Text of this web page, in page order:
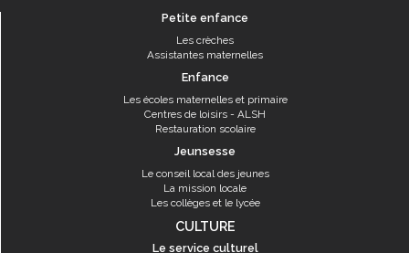
Petite enfance
Les crèches
Assistantes maternelles
Enfance
Les écoles maternelles et primaire
Centres de loisirs - ALSH
Restauration scolaire
Jeunsesse
Le conseil local des jeunes
La mission locale
Les collèges et le lycée
CULTURE
Le service culturel